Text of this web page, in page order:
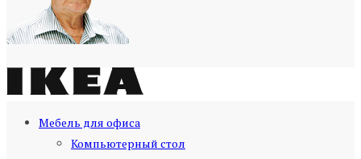
Мебель для офиса
Компьютерный стол